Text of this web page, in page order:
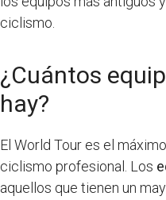
ciclismo.
¿Cuántos
hay?
El World Tour es el
ciclismo profesional. Los
aquellos que tienen un